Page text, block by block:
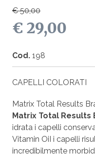
€ 50,00
€ 29,00
Cod. 198
CAPELLI COLORATI
Matrix Total Results
Matrix Total Results
idrata i capelli
Vitamin OiI i capelli
incredibilmente